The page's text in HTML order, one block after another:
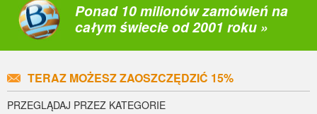
Ponad 10 milionów zamówień na
całym świecie od 2001 roku »
TERAZ MOŻESZ ZAOSZCZĘDZIĆ 15%
PRZEGLĄDAJ PRZEZ KATEGORIE